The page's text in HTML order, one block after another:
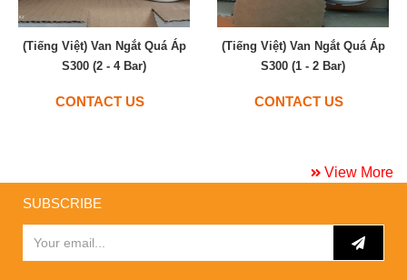
(Tiếng Việt) Van Ngắt Quá Áp
S300 (2 - 4 Bar)
CONTACT US
(Tiếng Việt) Van Ngắt Quá Áp
S300 (1 - 2 Bar)
CONTACT US
View More
SUBSCRIBE